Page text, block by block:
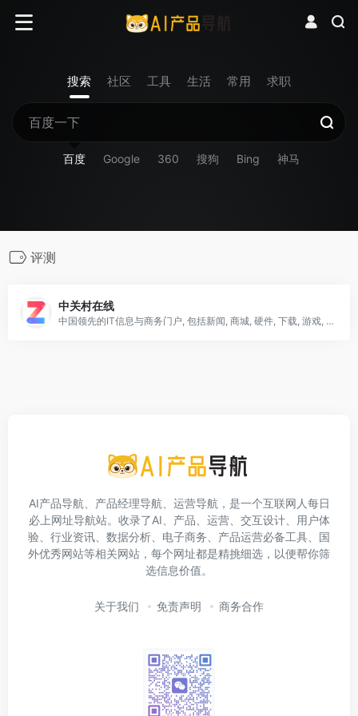
搜索 社区 工具 生活 常用 求职
百度 Google 360 搜狗 Bing 神马
评测
中关村在线
中国领先的IT信息与商务门户, 包括新闻, 商城, 硬件, 下载, 游戏, 手机, 评测等40个大型频道，每天发布大量各类产品促销信息及文章专题，是IT行业的厂商, 经销商, IT产品, 解决方案的提供场所
AI产品导航、产品经理导航、运营导航，是一个互联网人每日
必上网址导航站。收录了AI、产品、运营、交互设计、用户体
验、行业资讯、数据分析、电子商务、产品运营必备工具、国
外优秀网站等相关网站，每个网址都是精挑细选，以便帮你筛
选信息价值。
关于我们 免责声明 商务合作